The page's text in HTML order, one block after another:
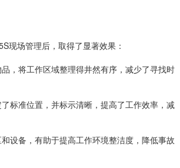
现场管理后，取得了显著效果：
，将工作区域整理得井然有序，减少了寻找时
标准位置，并标示清晰，提高了工作效率，减
设备，有助于提高工作环境整洁度，降低事故